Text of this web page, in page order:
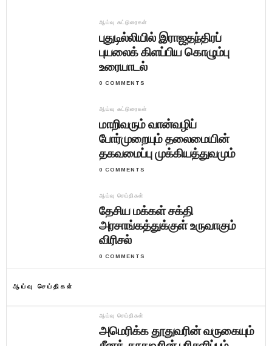
ஆய்வு கட்டுரைகள்
புதுடில்லியில் இராஜதந்திரப்
புயலைக் கிளப்பிய கொழும்பு
உரையாடல்
0 COMMENTS
ஆய்வு கட்டுரைகள்
மாறிவரும் வான்வழிப்
போர்முறையும் தலைமையின்
தகவமைப்பு முக்கியத்துவமும்
0 COMMENTS
ஆய்வு செய்திகள்
தேசிய மக்கள் சக்தி
அரசாங்கத்துக்குள் உருவாகும்
விரிசல்
0 COMMENTS
ஆய்வு செய்திகள்
ஆய்வு செய்திகள்
அமெரிக்க தூதுவரின் வருகையும்